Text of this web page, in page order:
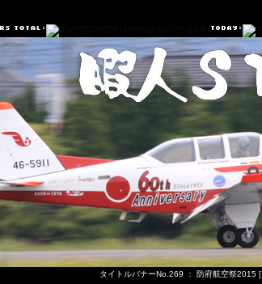
タイトルバナーNo.269 ： 防府航空祭2015 [